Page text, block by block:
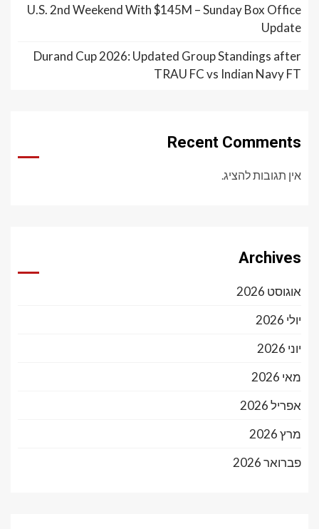
U.S. 2nd Weekend With $145M – Sunday Box Office
Update
Durand Cup 2026: Updated Group Standings after
TRAU FC vs Indian Navy FT
Recent Comments
אין תגובות להציג.
Archives
אוגוסט 2026
יולי 2026
יוני 2026
מאי 2026
אפריל 2026
מרץ 2026
פברואר 2026